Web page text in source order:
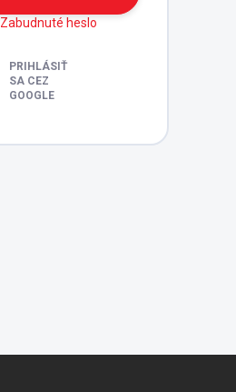
Zabudnuté heslo
PRIHLÁSIŤ
SA CEZ
GOOGLE